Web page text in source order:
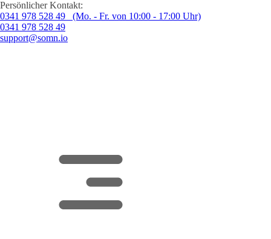
Persönlicher Kontakt:
0341 978 528 49 (Mo. - Fr. von 10:00 - 17:00 Uhr)
0341 978 528 49
support@somn.io